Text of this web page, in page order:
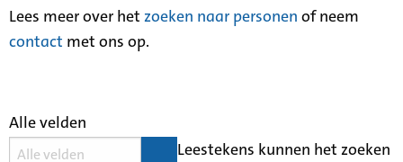
Lees meer over het zoeken naar personen of neem
contact met ons op.
Alle velden
Leestekens kunnen het zoeken